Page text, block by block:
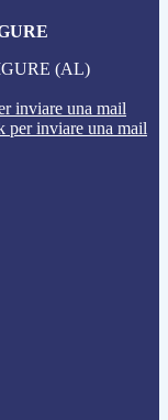
(AL)
inviare una mail
per inviare una mail